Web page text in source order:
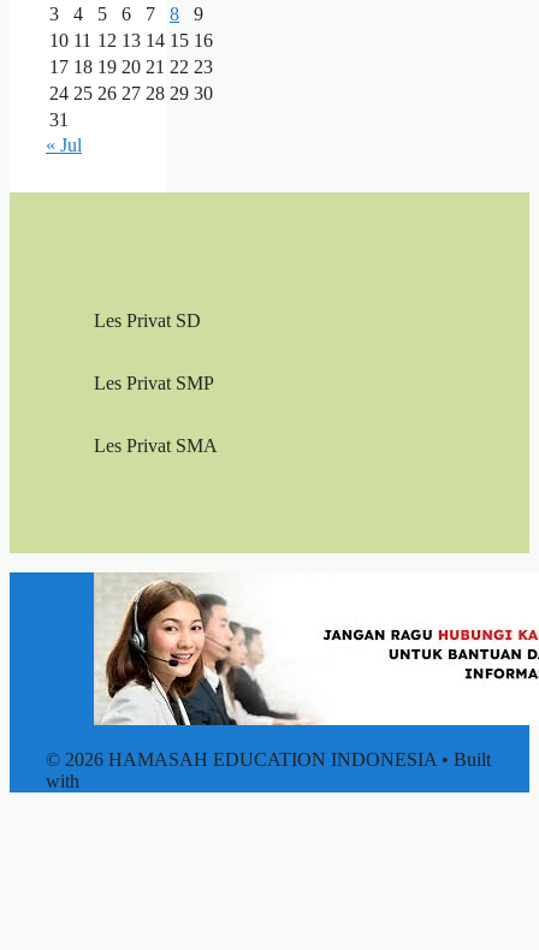
3
4 5 6 7 8
9
10 11 12 13 14 15 16
17 18 19 20 21 22 23
24 25 26 27 28 29 30
31
« Jul
Les Privat SD
Les Privat SMP
Les Privat SMA
© 2026 HAMASAH EDUCATION INDONESIA • Built
with